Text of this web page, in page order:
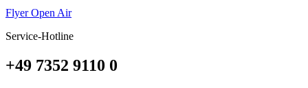
Flyer Open Air
Service-Hotline
+49 7352 9110 0